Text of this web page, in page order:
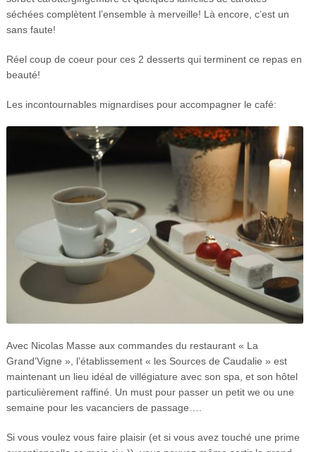
séchées complètent l’ensemble à merveille! Là encore, c’est un
sans faute!
Réel coup de coeur pour ces 2 desserts qui terminent ce repas en
beauté!
Les incontournables mignardises pour accompagner le café:
Avec Nicolas Masse aux commandes du restaurant « La
Grand’Vigne », l’établissement « les Sources de Caudalie » est
maintenant un lieu idéal de villégiature avec son spa, et son hôtel
particulièrement raffiné. Un must pour passer un petit we ou une
semaine pour les vacanciers de passage….
Si vous voulez vous faire plaisir (et si vous avez touché une prime